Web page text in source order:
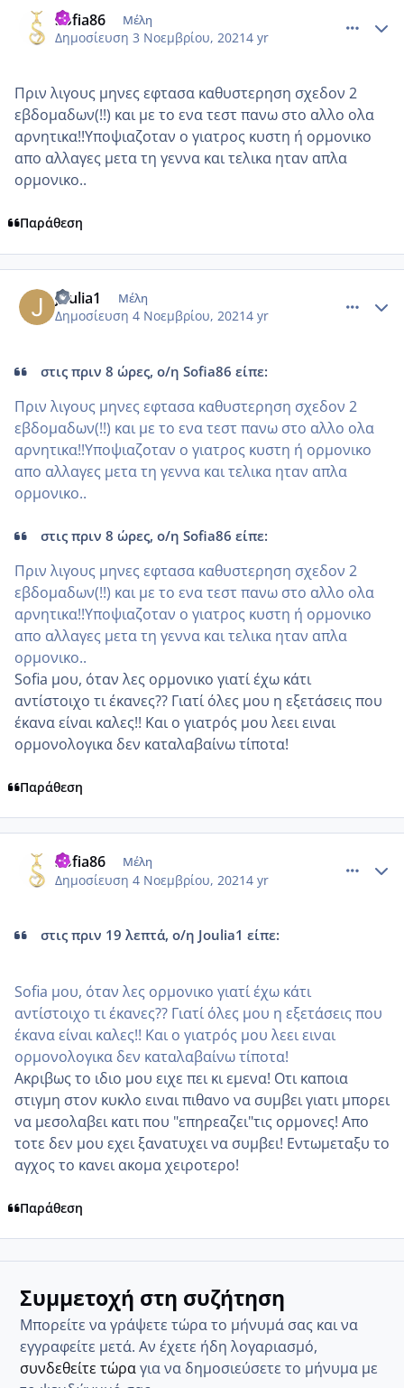
Sofia86 Μέλη
Δημοσίευση 3 Νοεμβρίου, 20214 yr
Πριν λιγους μηνες εφτασα καθυστερηση σχεδον 2
εβδομαδων(!!) και με το ενα τεστ πανω στο αλλο ολα
αρνητικα!!Υποψιαζοταν ο γιατρος κυστη ή ορμονικο
απο αλλαγες μετα τη γεννα και τελικα ηταν απλα
ορμονικο..
Παράθεση
Joulia1 Μέλη
Δημοσίευση 4 Νοεμβρίου, 20214 yr
στις πριν 8 ώρες, ο/η Sofia86 είπε:
Πριν λιγους μηνες εφτασα καθυστερηση σχεδον 2
εβδομαδων(!!) και με το ενα τεστ πανω στο αλλο ολα
αρνητικα!!Υποψιαζοταν ο γιατρος κυστη ή ορμονικο
απο αλλαγες μετα τη γεννα και τελικα ηταν απλα
ορμονικο..
στις πριν 8 ώρες, ο/η Sofia86 είπε:
Πριν λιγους μηνες εφτασα καθυστερηση σχεδον 2
εβδομαδων(!!) και με το ενα τεστ πανω στο αλλο ολα
αρνητικα!!Υποψιαζοταν ο γιατρος κυστη ή ορμονικο
απο αλλαγες μετα τη γεννα και τελικα ηταν απλα
ορμονικο..
Sofia μου, όταν λες ορμονικο γιατί έχω κάτι
αντίστοιχο τι έκανες?? Γιατί όλες μου η εξετάσεις που
έκανα είναι καλες!! Και ο γιατρός μου λεει ειναι
ορμονολογικα δεν καταλαβαίνω τίποτα!
Παράθεση
Sofia86 Μέλη
Δημοσίευση 4 Νοεμβρίου, 20214 yr
στις πριν 19 λεπτά, ο/η Joulia1 είπε:
Sofia μου, όταν λες ορμονικο γιατί έχω κάτι
αντίστοιχο τι έκανες?? Γιατί όλες μου η εξετάσεις που
έκανα είναι καλες!! Και ο γιατρός μου λεει ειναι
ορμονολογικα δεν καταλαβαίνω τίποτα!
Ακριβως το ιδιο μου ειχε πει κι εμενα! Οτι καποια
στιγμη στον κυκλο ειναι πιθανο να συμβει γιατι μπορει
να μεσολαβει κατι που "επηρεαζει"τις ορμονες! Απο
τοτε δεν μου εχει ξανατυχει να συμβει! Εντωμεταξυ το
αγχος το κανει ακομα χειροτερο!
Παράθεση
Συμμετοχή στη συζήτηση
Μπορείτε να γράψετε τώρα το μήνυμά σας και να
εγγραφείτε μετά. Αν έχετε ήδη λογαριασμό,
συνδεθείτε τώραγια να δημοσιεύσετε το μήνυμα με